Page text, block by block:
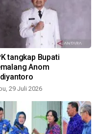
tangkap Bupati
Anom
29 Juli 2026